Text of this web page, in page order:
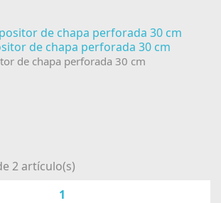
de chapa perforada 30 cm
de chapa perforada 30 cm
2 artículo(s)
1